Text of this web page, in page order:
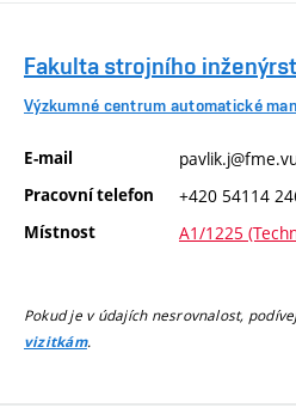
Fakulta strojního
Výzkumné centrum automatické
E-mail
Pracovní telefon +420 54114
Místnost A1/1225
Pokud je v údajích nesrovnalost,
vizitkám.